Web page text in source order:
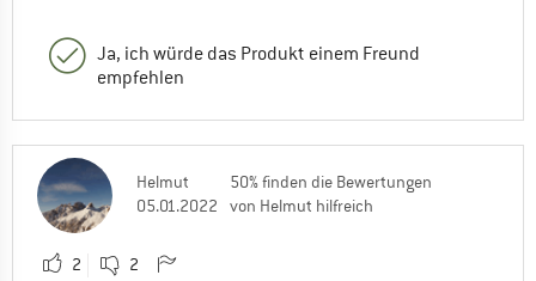
Ja, ich würde das Produkt einem Freund
empfehlen
Helmut
05.01.2022
50% finden die Bewertungen
von Helmut hilfreich
2 2